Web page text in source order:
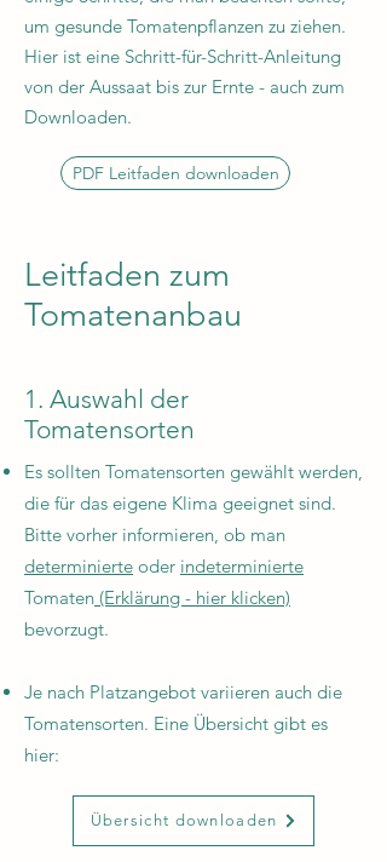
um gesunde Tomatenpflanzen zu ziehen.
Hier ist eine Schritt-für-Schritt-Anleitung
von der Aussaat bis zur Ernte - auch zum
Downloaden.
PDF Leitfaden downloaden
Leitfaden zum
Tomatenanbau
1. Auswahl der
Tomatensorten
Es sollten Tomatensorten gewählt werden,
die für das eigene Klima geeignet sind.
Bitte vorher informieren, ob man
determinierte oder indeterminierte
Tomaten (Erklärung - hier klicken)
bevorzugt.
Je nach Platzangebot variieren auch die
Tomatensorten. Eine Übersicht gibt es
hier:
Übersicht downloaden